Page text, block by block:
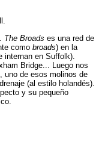
The Broads es una red de
como broads) en la
internan en Suffolk).
Bridge... Luego nos
uno de esos molinos de
(al estilo holandés).
y su pequeño